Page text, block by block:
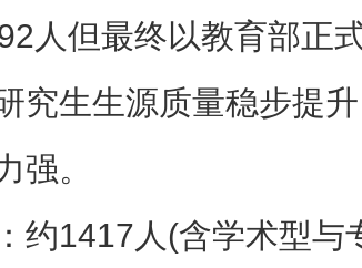
人但最终以教育部正
究生生源质量稳步提
强。
约1417人‌(含学术型与